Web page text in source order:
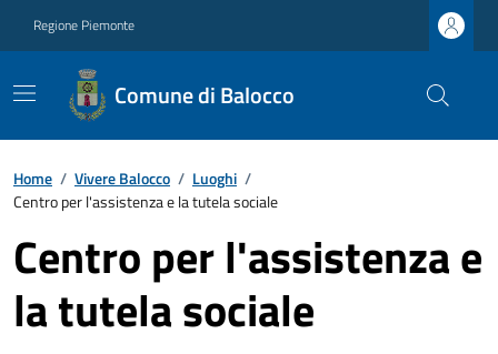
Regione Piemonte
Comune di Balocco
Home / Vivere Balocco / Luoghi /
Centro per l'assistenza e la tutela sociale
Centro per l'assistenza e
la tutela sociale